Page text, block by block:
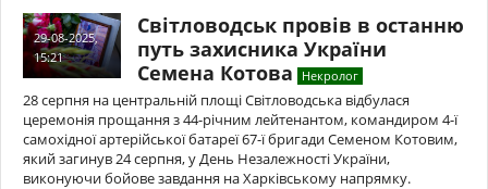
29-08-2025,
15:21
Світловодськ провів в останню
путь захисника України
Семена Котова
Некролог
28 серпня на центральній площі Світловодська відбулася
церемонія прощання з 44-річним лейтенантом, командиром 4-ї
самохідної артерійської батареї 67-ї бригади Семеном Котовим,
який загинув 24 серпня, у День Незалежності України,
виконуючи бойове завдання на Харківському напрямку.